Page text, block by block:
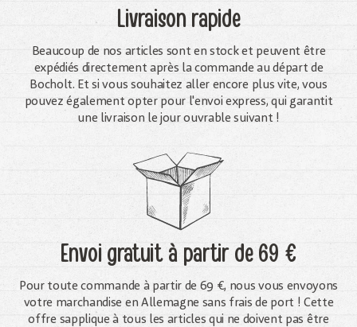
Livraison rapide
Beaucoup de nos articles sont en stock et peuvent être
expédiés directement après la commande au départ de
Bocholt. Et si vous souhaitez aller encore plus vite, vous
pouvez également opter pour l'envoi express, qui garantit
une livraison le jour ouvrable suivant !
Envoi gratuità partir de 69 €
Pour toute commande à partir de 69 €, nous vous envoyons
votre marchandise en Allemagne sans frais de port ! Cette
offre sapplique à tous les articles qui ne doivent pas être